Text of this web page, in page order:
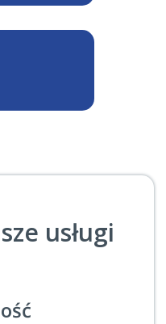
usługi